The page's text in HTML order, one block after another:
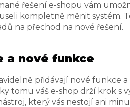
řešení e-shopu vám
kompletně měnit systém.
na přechod na nové řešení.
a nové funkce
přidávají nové funkce
tomu váš e-shop drží krok s
který vás nestojí ani